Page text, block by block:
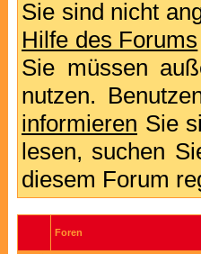
Sie sind nicht
Hilfe des Forums
Sie müssen
nutzen.
informieren Sie
lesen, suchen
diesem Forum
Foren